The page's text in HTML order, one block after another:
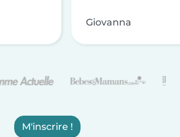
Giovanna
M'inscrire !